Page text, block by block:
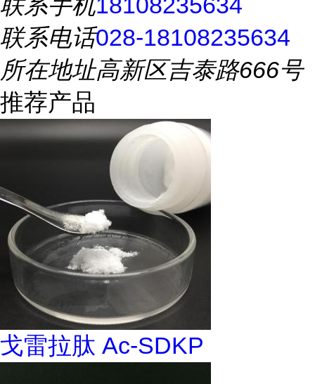
联系电话028-18108235634
所在地址高新区吉泰路666号
推荐产品
戈雷拉肽 Ac-SDKP